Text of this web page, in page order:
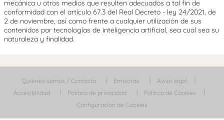
mecánica u otros medios que resulten adecuados a tal fin de
conformidad con el artículo 67.3 del Real Decreto - ley 24/2021, de
2 de noviembre, así como frente a cualquier utilización de sus
contenidos por tecnologías de inteligencia artificial, sea cual sea su
naturaleza y finalidad.
Quiénes somos / Contacta Emisoras
Aviso legal
Accesibilidad
Política de privacidad
Política de Cookies
Configuración de Cookies